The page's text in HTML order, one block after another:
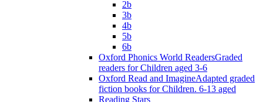
2b
3b
4b
5b
6b
Oxford Phonics World ReadersGraded
readers for Children aged 3-6
Oxford Read and ImagineAdapted graded
fiction books for Children. 6-13 aged
Reading Stars